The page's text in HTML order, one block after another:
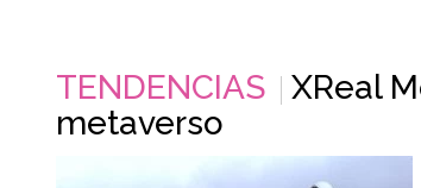
TENDENCIAS
XReal
metaverso